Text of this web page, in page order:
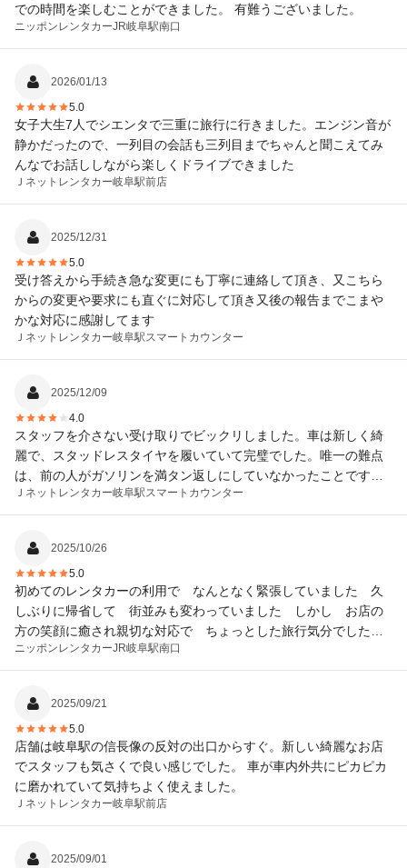
での時間を楽しむことができました。 有難うございました。
ニッポンレンタカーJR岐阜駅南口
2026/01/13
5.0
女子大生7人でシエンタで三重に旅行に行きました。エンジン音が
静かだったので、一列目の会話も三列目までちゃんと聞こえてみ
んなでお話ししながら楽しくドライブできました
Ｊネットレンタカー岐阜駅前店
2025/12/31
5.0
受け答えから手続き急な変更にも丁寧に連絡して頂き、又こちら
からの変更や要求にも直ぐに対応して頂き又後の報告までこまや
かな対応に感謝してます
Ｊネットレンタカー岐阜駅スマートカウンター
2025/12/09
4.0
スタッフを介さない受け取りでビックリしました。車は新しく綺
麗で、スタッドレスタイヤを履いていて完璧でした。唯一の難点
は、前の人がガソリンを満タン返しにしていなかったことです。
私が最後ガソリンを満タンにした時は可能走行距離が534キロでし
たが、借りた時は438キロと表示されていました。それが☆1つマ
Ｊネットレンタカー岐阜駅スマートカウンター
2025/10/26
5.0
初めてのレンタカーの利用で なんとなく緊張していました 久
しぶりに帰省して 街並みも変わっていました しかし お店の
方の笑顔に癒され親切な対応で ちょっとした旅行気分でした
また 利用したいと思います ステキな時間を提供していただ
き ありがとうございました
ニッポンレンタカーJR岐阜駅南口
2025/09/21
5.0
店舗は岐阜駅の信長像の反対の出口からすぐ。新しい綺麗なお店
でスタッフも気さくで良い感じでした。 車が車内外共にピカピカ
に磨かれていて気持ちよく使えました。
Ｊネットレンタカー岐阜駅前店
2025/09/01